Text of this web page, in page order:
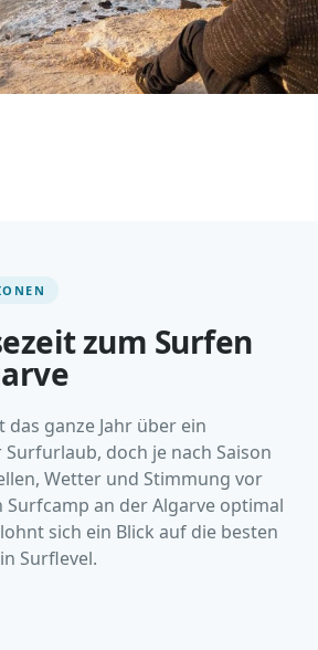
zum Surfen
das ganze Jahr über ein
doch je nach Saison
Wetter und Stimmung vor
Surfcamp an der Algarve optimal
sich ein Blick auf die besten
Surflevel.